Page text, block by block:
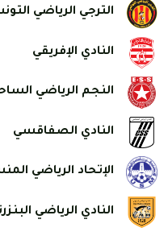
الترجي الرياضي
النادي الإفريقي
النجم الرياضي
النادي الصفاقسي
الإتحاد الرياضي
النادي الرياضي